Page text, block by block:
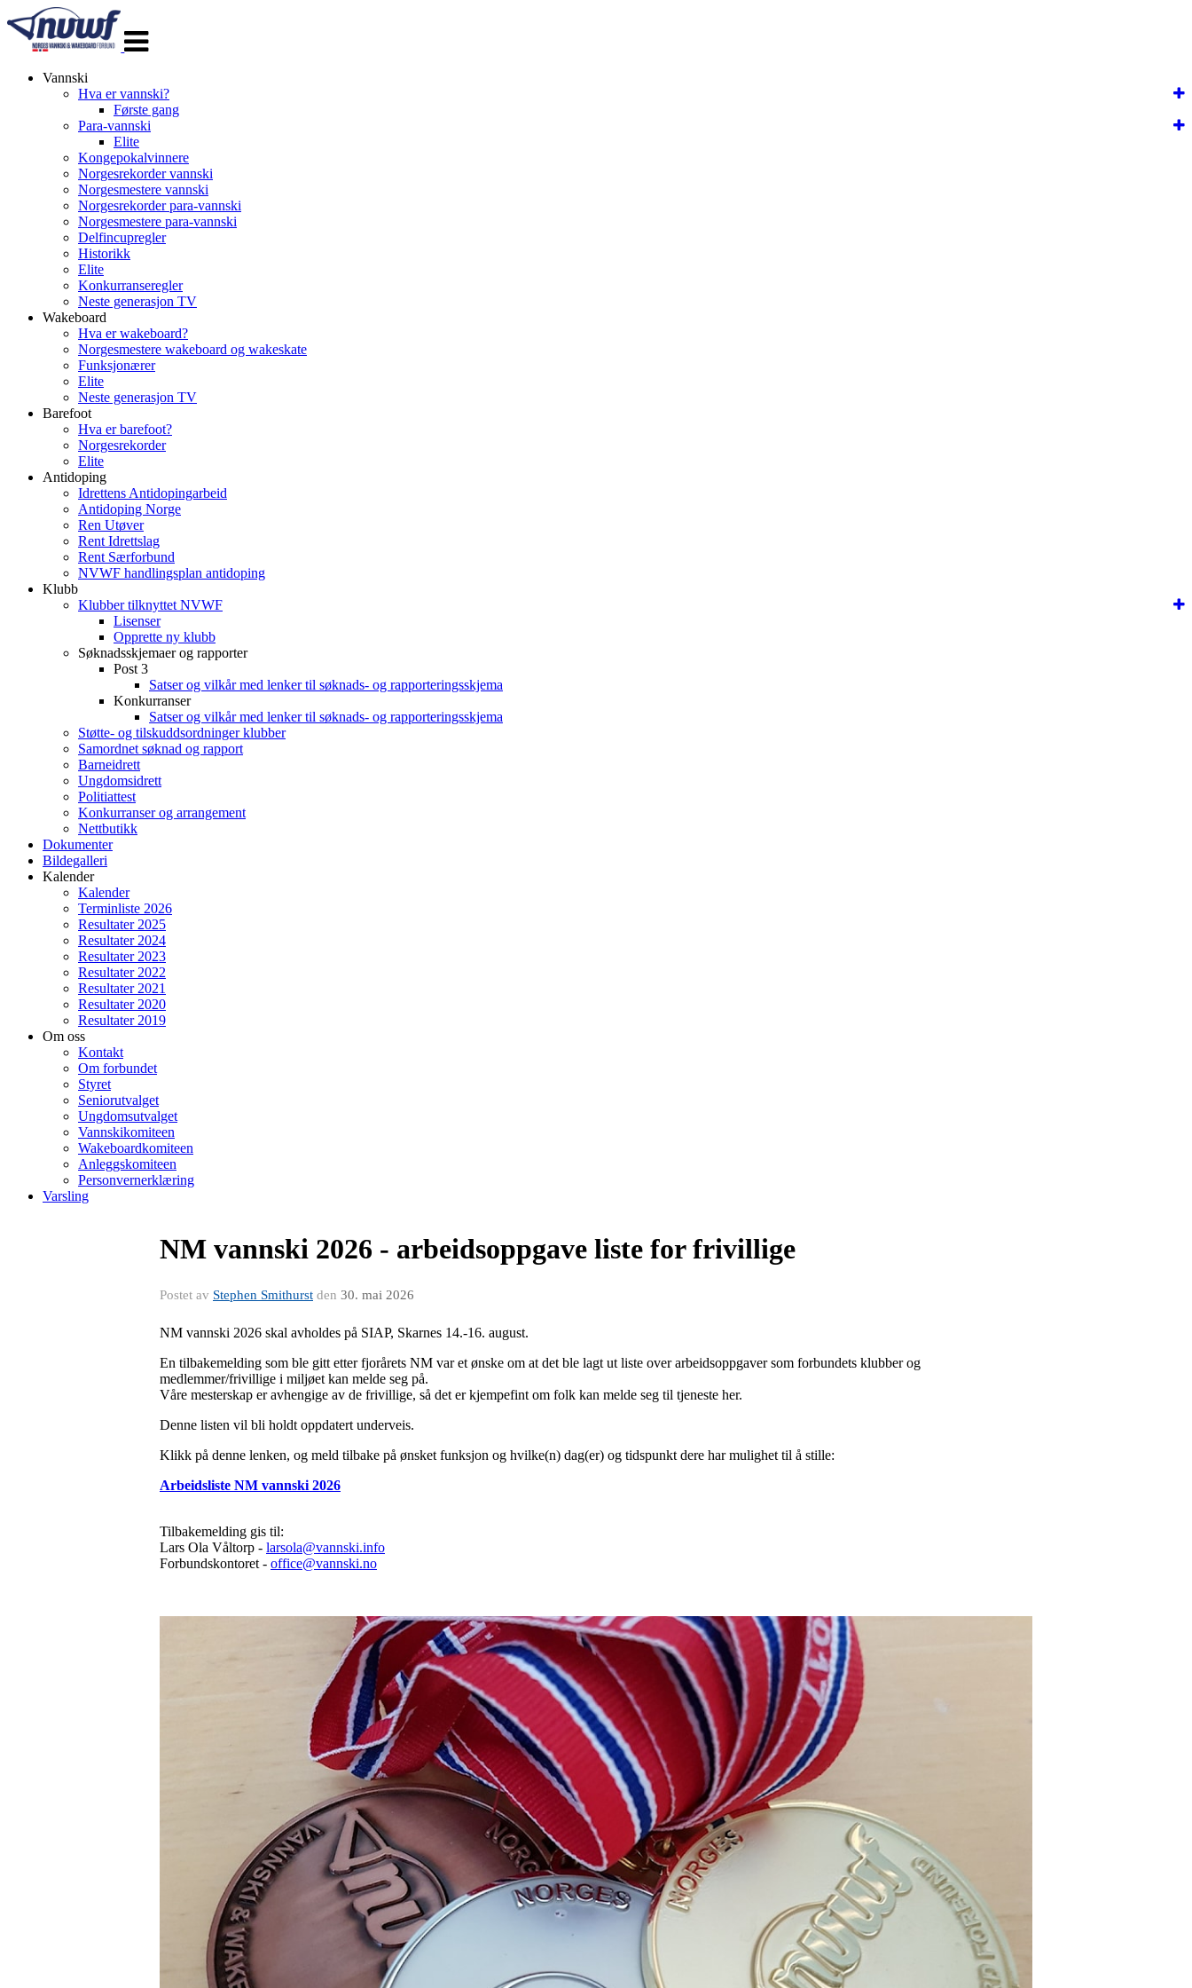
navigasjon
Vannski
Hva er vannski?
Første gang
Para-vannski
Elite
Kongepokalvinnere
Norgesrekorder vannski
Norgesmestere vannski
Norgesrekorder para-vannski
Norgesmestere para-vannski
Delfincupregler
Historikk
Elite
Konkurranseregler
Neste generasjon TV
Wakeboard
Hva er wakeboard?
Norgesmestere wakeboard og wakeskate
Funksjonærer
Elite
Neste generasjon TV
Barefoot
Hva er barefoot?
Norgesrekorder
Elite
Antidoping
Idrettens Antidopingarbeid
Antidoping Norge
Ren Utøver
Rent Idrettslag
Rent Særforbund
NVWF handlingsplan antidoping
Klubb
Klubber tilknyttet NVWF
Lisenser
Opprette ny klubb
Søknadsskjemaer og rapporter
Post 3
Satser og vilkår med lenker til søknads- og rapporteringsskjema
Konkurranser
Satser og vilkår med lenker til søknads- og rapporteringsskjema
Støtte- og tilskuddsordninger klubber
Samordnet søknad og rapport
Barneidrett
Ungdomsidrett
Politiattest
Konkurranser og arrangement
Nettbutikk
Dokumenter
Bildegalleri
Kalender
Kalender
Terminliste 2026
Resultater 2025
Resultater 2024
Resultater 2023
Resultater 2022
Resultater 2021
Resultater 2020
Resultater 2019
Om oss
Kontakt
Om forbundet
Styret
Seniorutvalget
Ungdomsutvalget
Vannskikomiteen
Wakeboardkomiteen
Anleggskomiteen
Personvernerklæring
Varsling
NM vannski 2026 - arbeidsoppgave liste for frivillige
Postet av Stephen Smithurst den 30. mai 2026
NM vannski 2026 skal avholdes på SIAP, Skarnes 14.-16. august.
En tilbakemelding som ble gitt etter fjorårets NM var et ønske om at det ble lagt ut liste over arbeidsoppgaver som forbundets klubber og
medlemmer/frivillige i miljøet kan melde seg på.
Våre mesterskap er avhengige av de frivillige, så det er kjempefint om folk kan melde seg til tjeneste her.
Denne listen vil bli holdt oppdatert underveis.
Klikk på denne lenken, og meld tilbake på ønsket funksjon og hvilke(n) dag(er) og tidspunkt dere har mulighet til å stille:
Arbeidsliste NM vannski 2026
Tilbakemelding gis til:
Lars Ola Våltorp - larsola@vannski.info
Forbundskontoret - office@vannski.no